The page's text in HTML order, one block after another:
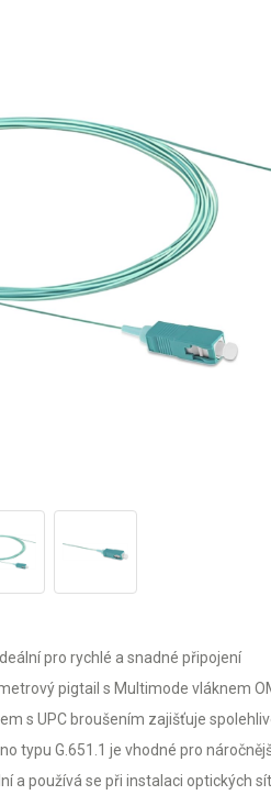
pro rychlé a snadné připojení
pigtail s Multimode vláknem
s UPC broušením zajišťuje
typu G.651.1 je vhodné pro
a používá se při instalaci optických